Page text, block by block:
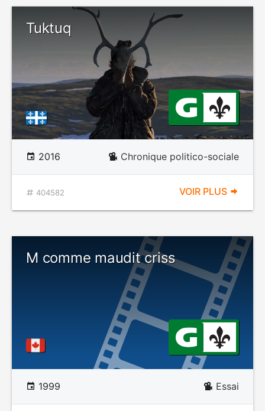
Tuktuq
2016 Chronique politico-sociale
404582 VOIR PLUS
M comme maudit criss
1999 Essai